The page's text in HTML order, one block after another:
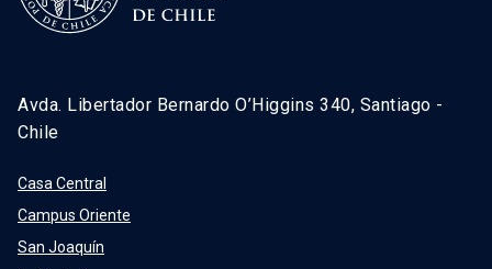
Avda. Libertador Bernardo O’Higgins 340, Santiago -
Chile
Casa Central
Campus Oriente
San Joaquín